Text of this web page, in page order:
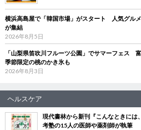
横浜高島屋で「韓国市場」がスタート 人気グル
が集結
2026年8月5日
「山梨県笛吹川フルーツ公園」でサマーフェス
季節限定の桃のかき氷も
2026年8月3日
ヘルスケア
現代書林から新刊『こんなときに
考塾の15人の医師や薬剤師が執筆